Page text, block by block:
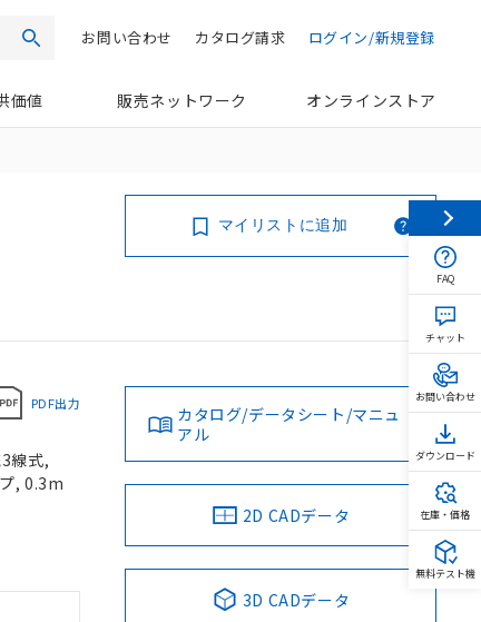
検索 ログイン/新規登録
カタログ請求
お問い合わせ
価値 販売ネットワーク オンラインストア
マイリストに追加
PDF出力
線式,
, 0.3m
カタログ/データシート/マニュ
アル
2D CADデータ
3D CADデータ
FAQ
チャット
お問い合わせ
ダウンロード
在庫・価格
無料テスト機